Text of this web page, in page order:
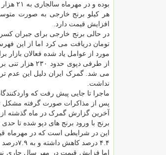
بوده و در مهرماه سالجاری به ۲۱ هزار و ۱۰۰ تومان رسیده است.
افزایش قیمت دارد.
در حالی برنج خارجی برای جبران
مورد از عوامل یاد شده فعالان بازار
از طرفی دپوی
می شد. گمرک ایران دلیل این عدم
نداشت.
ماجرا تا جایی پیش رفت که
پس از مذاکرات صورت گرفته مشکل
برنج با ورود برنج های دپو شده تا
۴.۴ درصد کاهش داشته و به ۷.۹درصد رسیده است و مبین کاهش سرعت رشد قیمت برنج وارداتی در ماه گذشته است.